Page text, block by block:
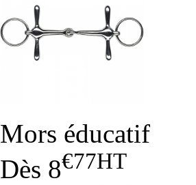
Mors éducatif
Dès 8€77HT